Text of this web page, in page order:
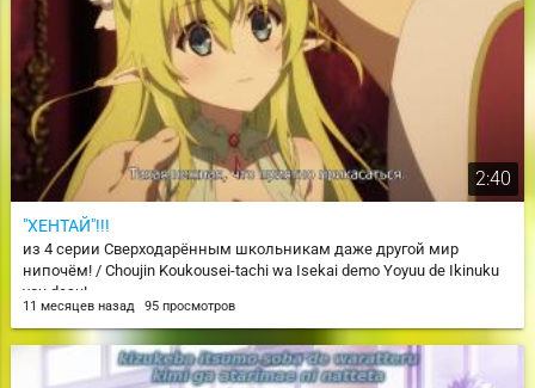
2:40
"ХЕНТАЙ"!!!
из 4 серии Сверходарённым школьникам даже другой мир
нипочём! / Choujin Koukousei-tachi wa Isekai demo Yoyuu de Ikinuku
you desu!
11 месяцев назад 95 просмотров